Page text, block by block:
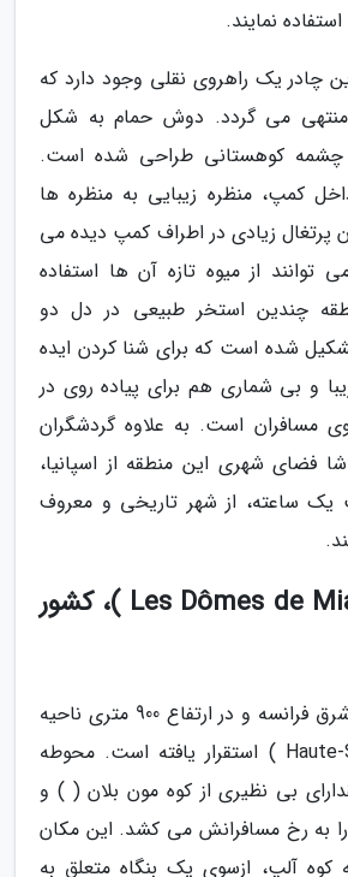
نمایند.
چادر یک راهروی نقلی وجود دارد که
می گردد. دوش حمام به شکل
چشمه کوهستانی طراحی شده است.
کمپ، منظره زیبایی به منظره ها
پرتغال زیادی در اطراف کمپ دیده می
توانند از میوه تازه آن ها استفاده
چندین استخر طبیعی در دل دو
شده است که برای شنا کردن ایده
و بی شماری هم برای پیاده روی در
مسافران است. به علاوه گردشگران
فضای شهری این منطقه از اسپانیا،
ساعته، از شهر تاریخی و معروف
4. کمپ ( Les Dômes de Miage )، کشور
کمپ ( ) در جنوب شرق فرانسه و در ارتفاع 900 متری ناحیه
اوت سوآ ( Haute-Savoie ) استقرار یافته است. محوطه
بی نظیری از کوه مون بلان ( ) و
به رخ مسافرانش می کشد. این مکان
آلپ، ازسوی یک بنگاه متعلق به